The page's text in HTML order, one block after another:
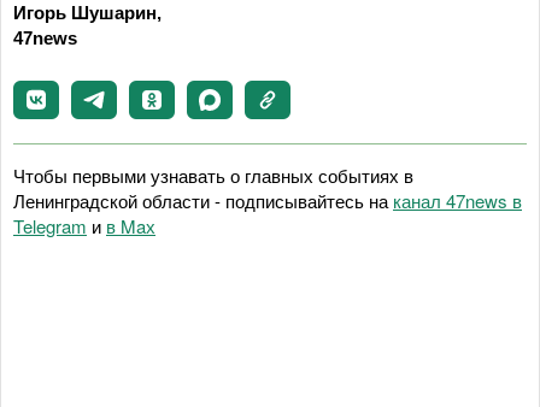
Игорь Шушарин,
47news
Чтобы первыми узнавать о главных событиях в
Ленинградской области - подписывайтесь на канал 47news в
Telegram и в Maх